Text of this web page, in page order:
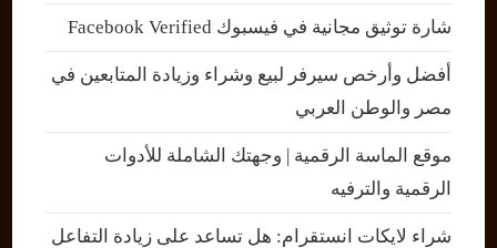
شارة توثيق مجانية في فيسبوك Facebook Verified
أفضل وأرخص سيرفر لبيع وشراء وزيادة المتابعين في
مصر والوطن العربي
موقع الماسة الرقمية | وجهتك الشاملة للأدوات
الرقمية والترفيه
شراء لايكات انستقرام: هل تساعد على زيادة التفاعل